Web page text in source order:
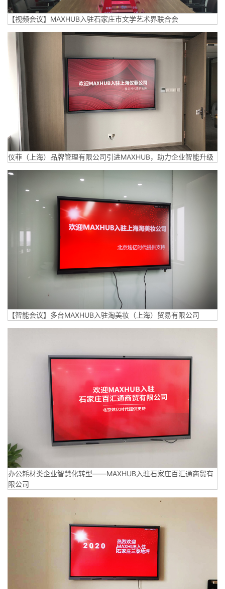
【视频会议】MAXHUB入驻石家庄市文学艺术界联合会
仪菲（上海）品牌管理有限公司引进MAXHUB，助力企业智能升级
【智能会议】多台MAXHUB入驻淘美妆（上海）贸易有限公司
办公耗材类企业智慧化转型——MAXHUB入驻石家庄百汇通商贸有
限公司